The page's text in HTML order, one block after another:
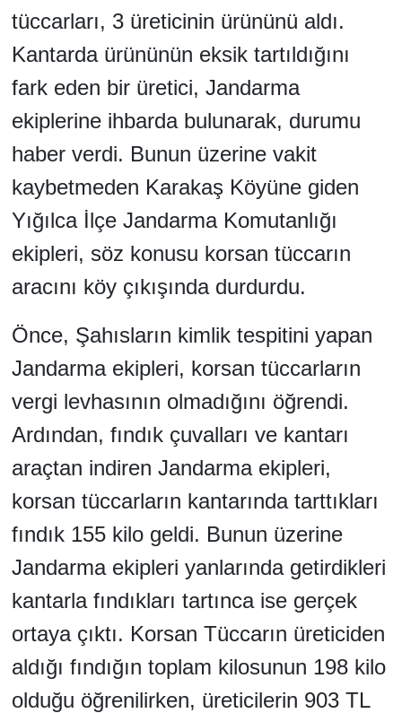
tüccarları, 3 üreticinin ürününü aldı.
Kantarda ürününün eksik tartıldığını
fark eden bir üretici, Jandarma
ekiplerine ihbarda bulunarak, durumu
haber verdi. Bunun üzerine vakit
kaybetmeden Karakaş Köyüne giden
Yığılca İlçe Jandarma Komutanlığı
ekipleri, söz konusu korsan tüccarın
aracını köy çıkışında durdurdu.
Önce, Şahısların kimlik tespitini yapan
Jandarma ekipleri, korsan tüccarların
vergi levhasının olmadığını öğrendi.
Ardından, fındık çuvalları ve kantarı
araçtan indiren Jandarma ekipleri,
korsan tüccarların kantarında tarttıkları
fındık 155 kilo geldi. Bunun üzerine
Jandarma ekipleri yanlarında getirdikleri
kantarla fındıkları tartınca ise gerçek
ortaya çıktı. Korsan Tüccarın üreticiden
aldığı fındığın toplam kilosunun 198 kilo
olduğu öğrenilirken, üreticilerin 903 TL